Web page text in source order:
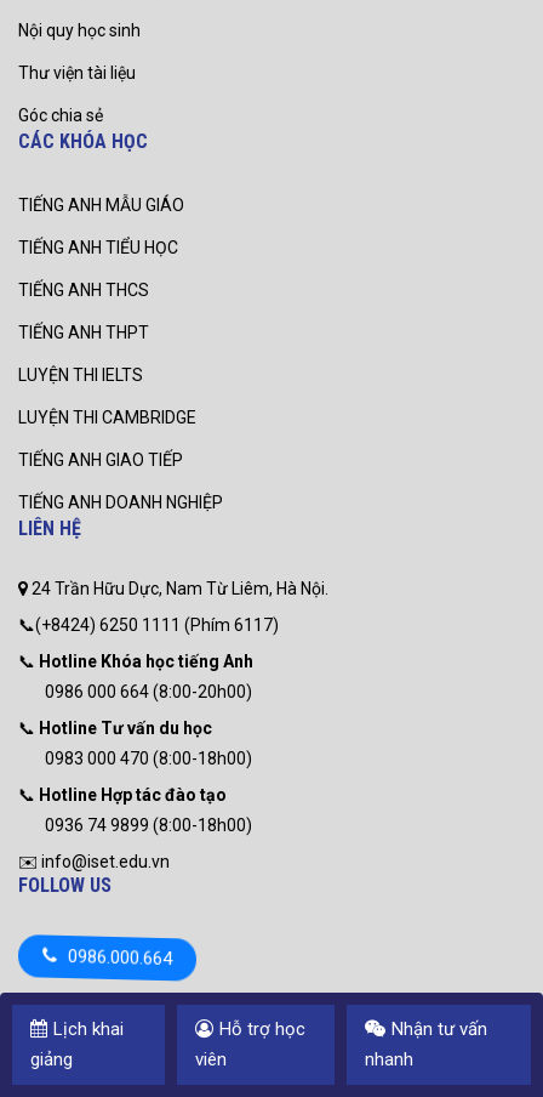
Nội quy học sinh
Thư viện tài liệu
Góc chia sẻ
CÁC KHÓA HỌC
TIẾNG ANH MẪU GIÁO
TIẾNG ANH TIỂU HỌC
TIẾNG ANH THCS
TIẾNG ANH THPT
LUYỆN THI IELTS
LUYỆN THI CAMBRIDGE
TIẾNG ANH GIAO TIẾP
TIẾNG ANH DOANH NGHIỆP
LIÊN HỆ
24 Trần Hữu Dực, Nam Từ Liêm, Hà Nội.
📞(+8424) 6250 1111 (Phím 6117)
📞 Hotline Khóa học tiếng Anh
0986 000 664 (8:00-20h00)
📞 Hotline Tư vấn du học
0983 000 470 (8:00-18h00)
📞 Hotline Hợp tác đào tạo
0936 74 9899 (8:00-18h00)
✉️ info@iset.edu.vn
FOLLOW US
CLEVERLEARN
0986.000.664
Lịch khai
giảng
Hỗ trợ học
viên
Nhận tư vấn
nhanh